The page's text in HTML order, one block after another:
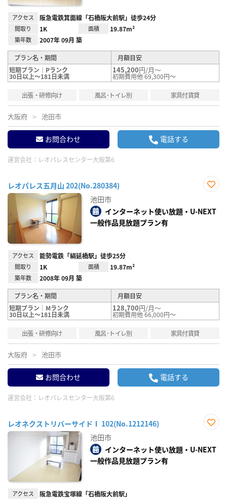
アクセス 阪急電鉄箕面線「石橋阪大前駅」徒歩24分
間取り 1K 面積 19.87m²
築年数 2007年 09月 築
プラン名・期間
月額目安
短期プラン｜Pランク
30日以上～181日未満
145,200円/月～
初期費用他 69,300円～
出張・研修向け 風呂･トイレ別 家具付賃貸
大阪府 池田市
お問合わせ 電話する
運営会社： レオパレスセンター大阪第6
レオパレス五月山 202(No.280384)
り登
録
池田市
インターネット使い放題・U-NEXT
一般作品見放題プラン有
アクセス 能勢電鉄「絹延橋駅」徒歩25分
間取り 1K 面積 19.87m²
築年数 2008年 09月 築
プラン名・期間
月額目安
短期プラン｜Mランク
30日以上～181日未満
128,700円/月～
初期費用他 66,000円～
出張・研修向け 風呂･トイレ別 家具付賃貸
大阪府 池田市
お問合わせ 電話する
運営会社： レオパレスセンター大阪第6
レオネクストリバーサイドⅠ 102(No.1212146)
り登
録
池田市
インターネット使い放題・U-NEXT
一般作品見放題プラン有
アクセス 阪急電鉄宝塚線「石橋阪大前駅」